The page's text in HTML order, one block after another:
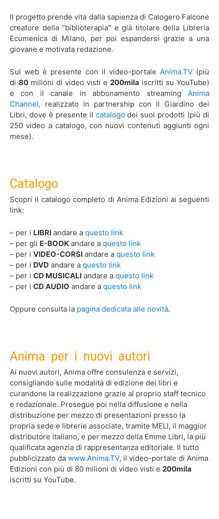
Il progetto prende vita dalla sapienza di Calogero Falcone
creatore della “biblioterapia” e già titolare della Libreria
Ecumenica di Milano, per poi espandersi grazie a una
giovane e motivata redazione.
Sul web è presente con il video-portale Anima.TV(più
di 80 milioni di video visti e 200mila iscritti su YouTube)
e con il canale in abbonamento streaming Anima
Channel, realizzato in partnership con Il Giardino dei
Libri, dove è presente il catalogodei suoi prodotti (più di
250 video a catalogo, con nuovi contenuti aggiunti ogni
mese).
Catalogo
Scopri il catalogo completo di Anima Edizioni ai seguenti
link:
– per i LIBRI andare a questo link
– per gli E-BOOK andare a questo link
– per i VIDEO-CORSI andare a questo link
– per i DVD andare a questo link
– per i CD MUSICALI andare a questo link
– per i CD AUDIO andare a questo link
Oppure consulta la pagina dedicata alle novità.
Anima per i nuovi autori
Ai nuovi autori, Anima offre consulenza e servizi,
consigliando sulle modalità di edizione dei libri e
curandone la realizzazione grazie al proprio staff tecnico
e redazionale. Prosegue poi nella diffusione e nella
distribuzione per mezzo di presentazioni presso la
propria sede e librerie associate, tramite MELI, il maggior
distributore italiano, e per mezzo della Emme Libri, la più
qualificata agenzia di rappresentanza editoriale. Il tutto
pubblicizzato da www.Anima.TV, il video-portale di Anima
Edizioni con più di 80 milioni di video visti e 200mila
iscritti su YouTube.